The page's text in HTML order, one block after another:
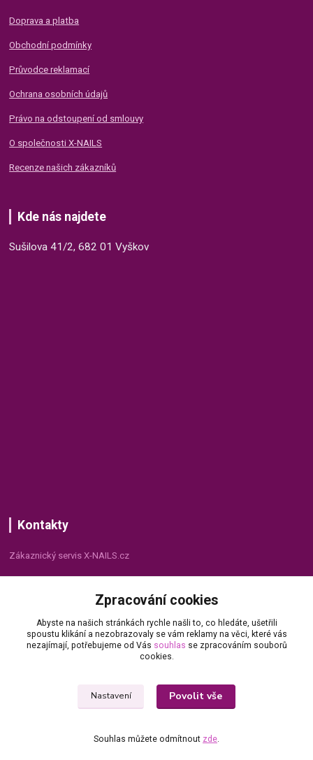
Doprava a platba
Obchodní podmínky
Průvodce reklamací
Ochrana osobních údajů
Právo na odstoupení od smlouvy
O společnosti X-NAILS
Recenze našich zákazníků
Kde nás najdete
Sušilova 41/2, 682 01 Vyškov
Kontakty
Zákaznický servis X-NAILS.cz
+420 735 055 075
info@x-nails.cz
© Copyright 2026 X-NAILS.CZ
Zpracování cookies
Abyste na našich stránkách rychle našli to, co hledáte, ušetřili
spoustu klikání a nezobrazovaly se vám reklamy na věci, které vás
nezajímají, potřebujeme od Vás souhlas se zpracováním souborů
cookies.
Nastavení Povolit vše
Souhlas můžete odmítnout zde.